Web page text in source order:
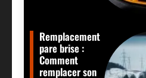
Remplacement
pare brise :
Comment
remplacer son